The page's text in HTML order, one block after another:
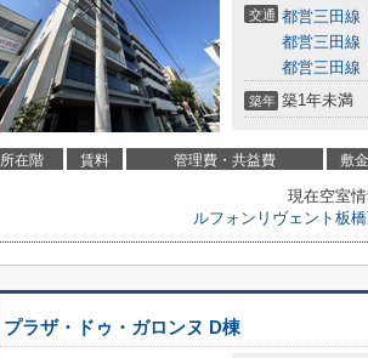
交通 都営三田線
都営三田線
都営三田線
築年 築1年未満
所在階 賃料 管理費・共益費 敷金
現在空室情
ルフォンリヴェント板
プラザ・ドゥ・ガロンヌ D棟